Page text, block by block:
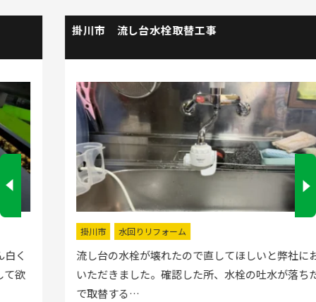
掛川市 流し台水栓取替工事
水回りリフォーム
流し台の水栓が壊れたので直してほしいと弊社にお電話
いただきました。確認した所、水栓の吐水が落ちたよう
で取替する…